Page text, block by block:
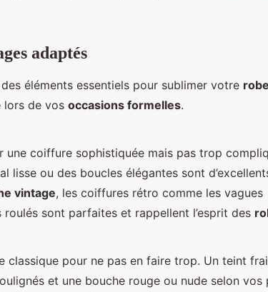
adaptés
éléments essentiels pour sublimer votre
lors de vos occasions formelles.
une coiffure sophistiquée mais pas trop
lisse ou des boucles élégantes sont
vintage, les coiffures rétro comme les vagues
sont parfaites et rappellent l’esprit des
classique pour ne pas en faire trop. Un teint
et une bouche rouge ou nude selon vos